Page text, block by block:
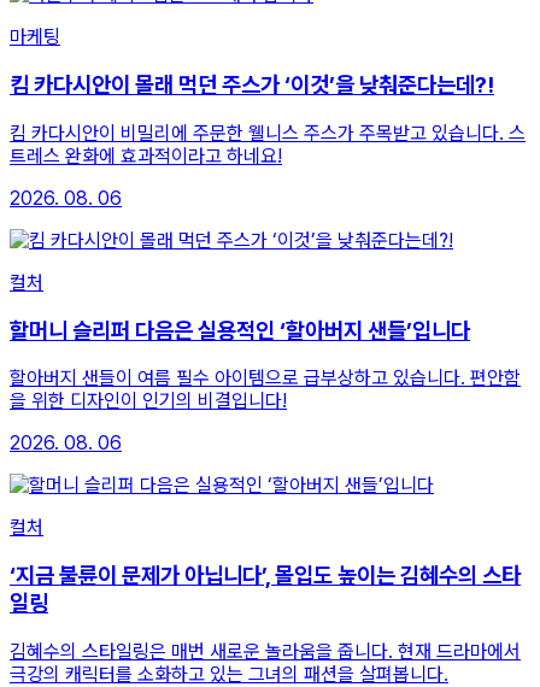
마케팅
킴 카다시안이 몰래 먹던 주스가 ‘이것’을 낮춰준다는데?!
킴 카다시안이 비밀리에 주문한 웰니스 주스가 주목받고 있습니다. 스
트레스 완화에 효과적이라고 하네요!
2026. 08. 06
컬처
할머니 슬리퍼 다음은 실용적인 ‘할아버지 샌들’입니다
할아버지 샌들이 여름 필수 아이템으로 급부상하고 있습니다. 편안함
을 위한 디자인이 인기의 비결입니다!
2026. 08. 06
컬처
‘지금 불륜이 문제가 아닙니다’, 몰입도 높이는 김혜수의 스타
일링
김혜수의 스타일링은 매번 새로운 놀라움을 줍니다. 현재 드라마에서
극강의 캐릭터를 소화하고 있는 그녀의 패션을 살펴봅니다.